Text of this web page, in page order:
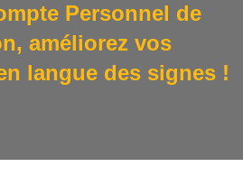
Personnel de
améliorez vos
langue des signes !